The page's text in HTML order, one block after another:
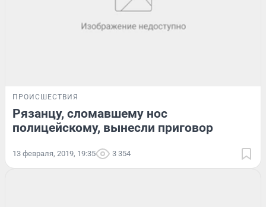
ПРОИСШЕСТВИЯ
Рязанцу, сломавшему нос
полицейскому, вынесли приговор
13 февраля, 2019, 19:35 3 354